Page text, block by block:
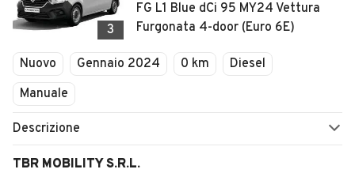
Camper
Veicoli Commerciali
Concessionari
3
FG L1 Blue dCi 95 MY24 Vettura
Furgonata 4-door (Euro 6E)
Nuovo Gennaio 2024 0 km
Diesel
Manuale
Descrizione
TBR MOBILITY S.R.L.